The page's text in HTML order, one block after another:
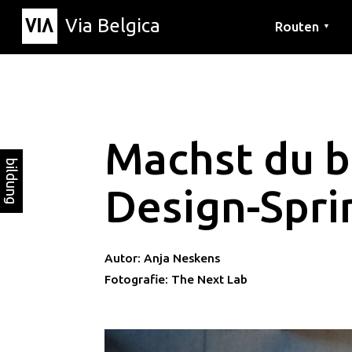
Via Belgica Routen ▼
bildung
Machst du
Design-
Autor: Anja Neskens
Fotografie: The Next Lab